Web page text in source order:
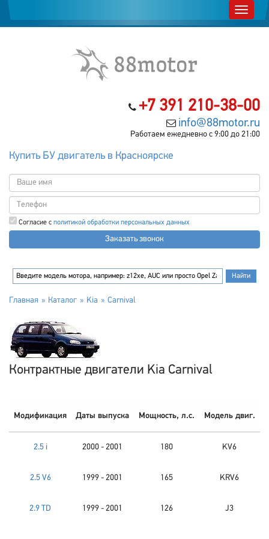
+7 391 210-38-00
info@88motor.ru
Работаем ежедневно с 9:00 до 21:00
Купить БУ двигатель в Красноярске
Согласие с политикой обработки персональных данных
Заказать звонок
Главная Каталог Kia Carnival
Контрактные двигатели Kia Carnival
Модификация Даты выпуска Мощность, л.с. Модель двиг.
2.5 i 2000 - 2001 180 KV6
2.5 V6 1999 - 2001 165 KRV6
2.9 TD 1999 - 2001 126 J3